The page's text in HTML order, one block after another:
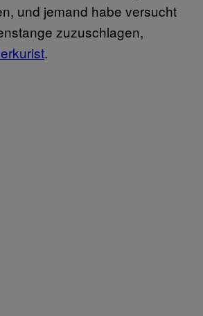
und jemand habe versucht
zuzuschlagen,
.